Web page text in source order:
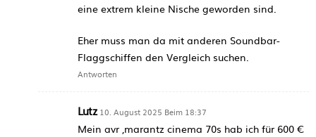
eine extrem kleine Nische geworden sind.
Eher muss man da mit anderen Soundbar-
Flaggschiffen den Vergleich suchen.
Antworten
Lutz 10. August 2025 Beim 18:37
Mein avr ,marantz cinema 70s hab ich für 600 €